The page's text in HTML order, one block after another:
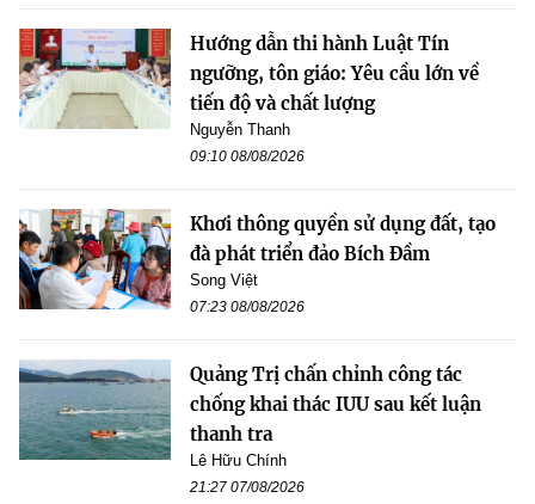
Hướng dẫn thi hành Luật Tín
ngưỡng, tôn giáo: Yêu cầu lớn về
tiến độ và chất lượng
Nguyễn Thanh
09:10 08/08/2026
Khơi thông quyền sử dụng đất, tạo
đà phát triển đảo Bích Đầm
Song Việt
07:23 08/08/2026
Quảng Trị chấn chỉnh công tác
chống khai thác IUU sau kết luận
thanh tra
Lê Hữu Chính
21:27 07/08/2026